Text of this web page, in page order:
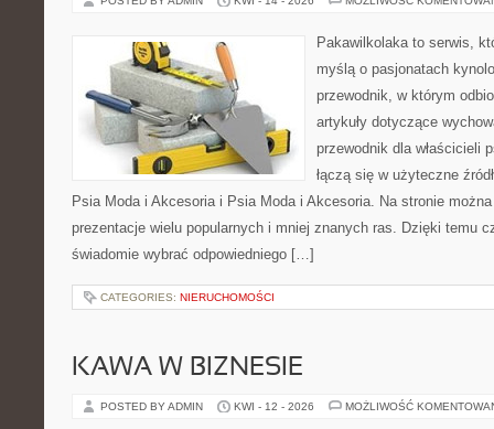
Pakawilkolaka to serwis,
myślą o pasjonatach
przewodnik, w którym
artykuły dotyczące
przewodnik dla właścicieli
łączą się w użyteczne
Psia Moda i Akcesoria i Psia Moda i Akcesoria. Na stronie
prezentacje wielu popularnych i mniej znanych ras. Dzięki temu
świadomie wybrać odpowiedniego […]
CATEGORIES: NIERUCHOMOŚCI
KAWA W BIZNESIE
POSTED BY ADMIN KWI - 12 - 2026 MOŻLIWOŚĆ